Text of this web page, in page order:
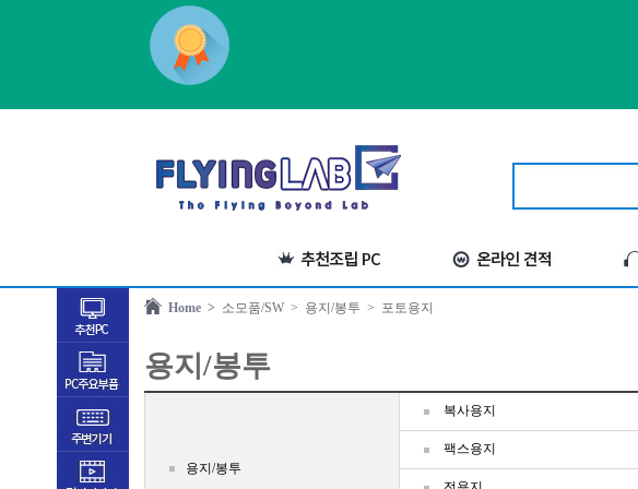
Home > 소모품/SW > 용지/봉투 > 포토용지
용지/봉투
용지/봉투
복사용지
팩스용지